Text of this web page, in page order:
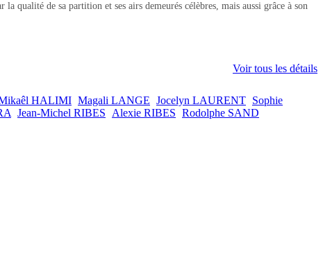
de sa partition et ses airs demeurés célèbres, mais aussi grâce à son
Voir tous les détails
HALIMI Magali LANGE Jocelyn LAURENT Sophie
Jean-Michel RIBES Alexie RIBES Rodolphe SAND